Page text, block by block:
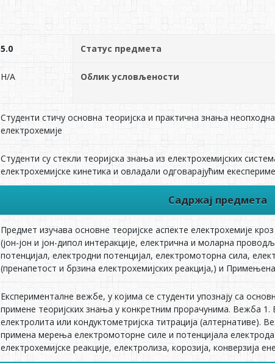
5.0 Статус предмета
Н/А Облик условљености
Студенти стичу основна теориjска и практична знања
електрохемиjе
Студенти су стекли теоријска знања из електрохемиjских
електрохемиjске кинетика и овладали одговарајућим
Садржај предмета
Предмет изучава основне теориjске аспекте електрохемиjе
(јон-јон и јон-дипол интеракције, електрична и моларна
потенцијал, електродни потенцијал, електромоторна сила,
(пренапетост и брзина електрохемијских реакција,) и
Експерименталне вежбе, у коjима се студенти упознаjу са
примене теориjских знања у конкретним прорачунима. Вежба
електролита или кондуктометријска титрација
примена мерења електромоторне силе и потенцијала
електрохемијске реакције, електролиза, корозија, конверзија